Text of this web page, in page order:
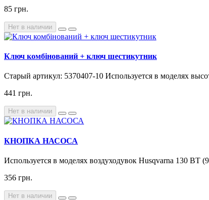
85 грн.
Нет в наличии
Ключ комбінований + ключ шестикутник
Старый артикул: 5370407-10 Используется в моделях
441 грн.
Нет в наличии
КНОПКА НАСОСА
Используется в моделях воздуходувок Husqvarna 130 BT
356 грн.
Нет в наличии